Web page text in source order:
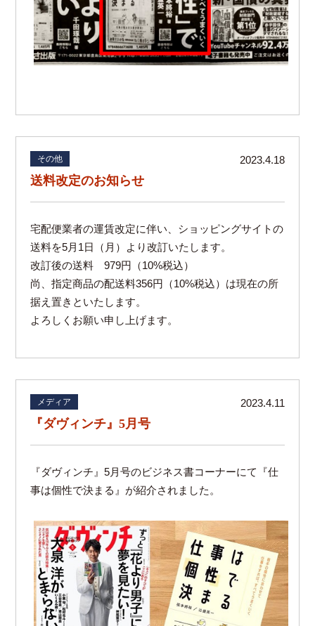
その他 2023.4.18
送料改定のお知らせ
宅配便業者の運賃改定に伴い、ショッピングサイトの
送料を5月1日（月）より改訂いたします。
改訂後の送料 979円（10%税込）
尚、指定商品の配送料356円（10%税込）は現在の所
据え置きといたします。
よろしくお願い申し上げます。
メディア 2023.4.11
『ダヴィンチ』5月号
『ダヴィンチ』5月号のビジネス書コーナーにて『仕
事は個性で決まる』が紹介されました。